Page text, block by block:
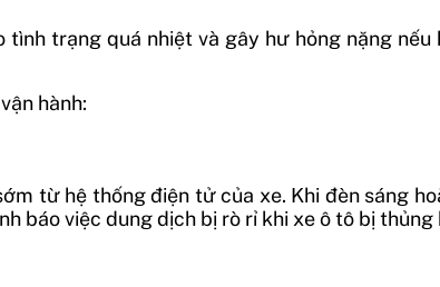
trạng quá nhiệt và gây hư hỏng nặng
hành:
từ hệ thống điện tử của xe. Khi đèn sáng
báo việc dung dịch bị rò rỉ khi xe ô tô bị